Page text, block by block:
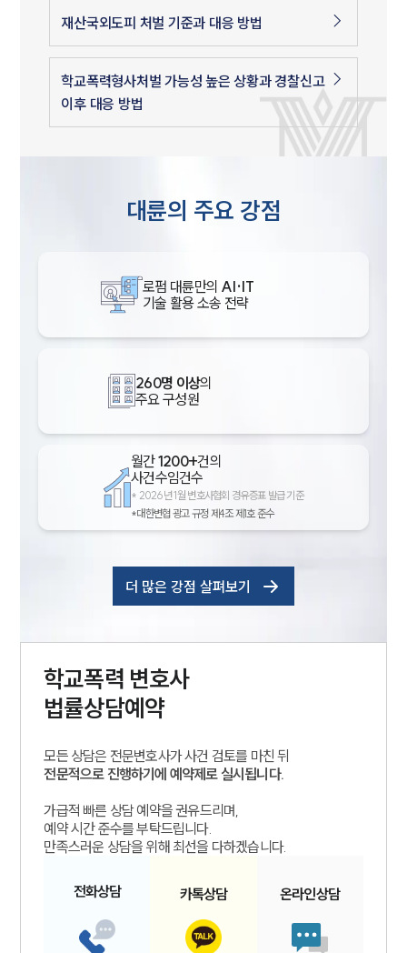
재산국외도피 처벌 기준과 대응 방법
학교폭력형사처벌 가능성 높은 상황과 경찰신고
이후 대응 방법
대륜의 주요 강점
로펌 대륜만의 AI·IT
기술 활용 소송 전략
260명 이상의
주요 구성원
월간1200+건의
사건수임건수
* 2026년 1월 변호사협회 경유증표 발급 기준
*대한변협 광고 규정 제4조 제1호 준수
더 많은 강점 살펴보기
학교폭력 변호사
법률상담예약
모든 상담은 전문변호사가 사건 검토를 마친 뒤
전문적으로 진행하기에 예약제로 실시됩니다.
가급적 빠른 상담 예약을 권유드리며,
예약 시간 준수를 부탁드립니다.
만족스러운 상담을 위해 최선을 다하겠습니다.
전화상담 카톡상담 온라인상담